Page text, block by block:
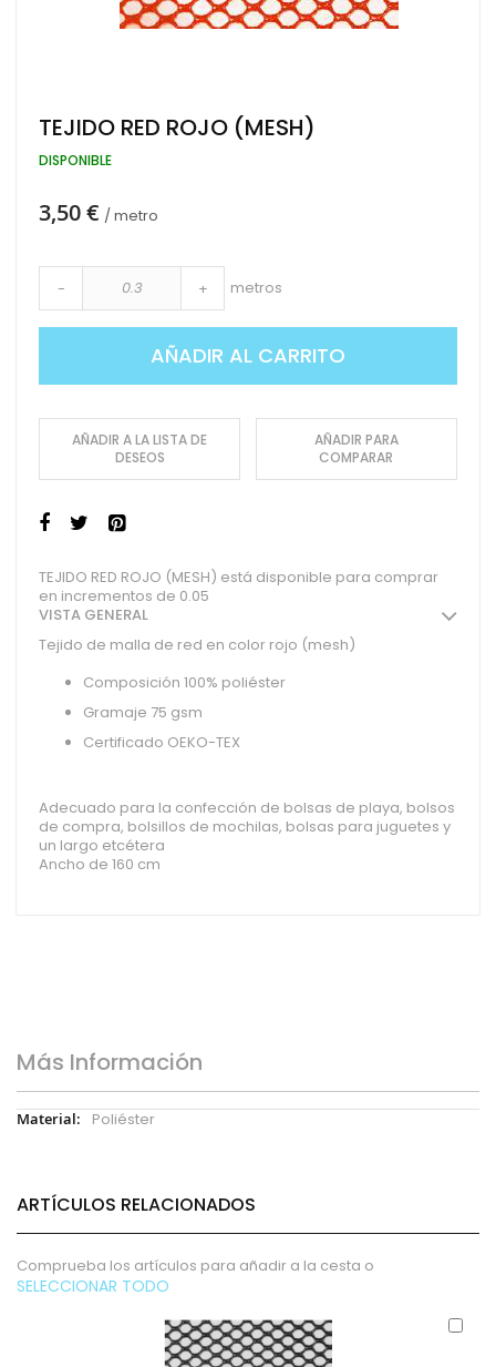
Saltar
al
comienzo
galería
TEJIDO RED ROJO (MESH)
DISPONIBLE
3,50 € / metro
- + metros
AÑADIR AL CARRITO
AÑADIR A LA LISTA DE
DESEOS
AÑADIR PARA
COMPARAR
TEJIDO RED ROJO (MESH) está disponible para comprar
en incrementos de 0.05
VISTA GENERAL
Tejido de malla de red en color rojo (mesh)
Composición 100% poliéster
Gramaje 75 gsm
Certificado OEKO-TEX
Adecuado para la confección de bolsas de playa, bolsos
de compra, bolsillos de mochilas, bolsas para juguetes y
un largo etcétera
Ancho de 160 cm
Más Información
Más
Poliéster
ARTÍCULOS RELACIONADOS
Comprueba los artículos para añadir a la cesta o
SELECCIONAR TODO